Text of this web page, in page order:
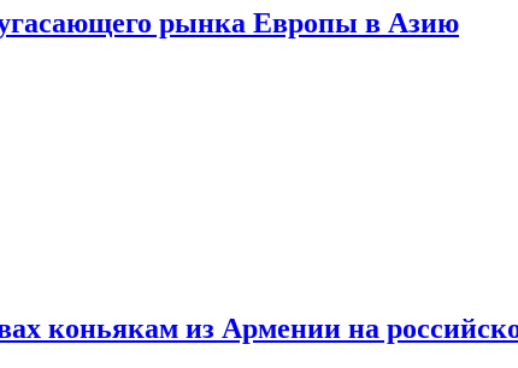
угасающего рынка Европы в Азию
коньякам из Армении на